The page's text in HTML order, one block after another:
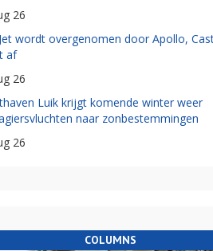
26
wordt overgenomen door Apollo,
af
26
Luik krijgt komende winter weer
naar zonbestemmingen
26
COLUMNS